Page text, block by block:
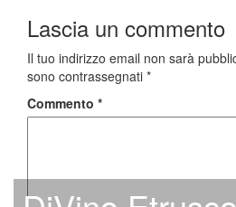
Lascia un commento
Il tuo indirizzo email non sarà
sono contrassegnati *
Commento *